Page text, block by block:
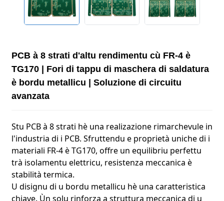
PCB à 8 strati d'altu rendimentu cù FR-4 è
TG170 | Fori di tappu di maschera di saldatura
è bordu metallicu | Soluzione di circuitu
avanzata
Stu PCB à 8 strati hè una realizazione rimarchevule in
l'industria di i PCB. Sfruttendu e proprietà uniche di i
materiali FR-4 è TG170, offre un equilibriu perfettu
trà isolamentu elettricu, resistenza meccanica è
stabilità termica.
U disignu di u bordu metallicu hè una caratteristica
chjave. Ùn solu rinforza a struttura meccanica di u